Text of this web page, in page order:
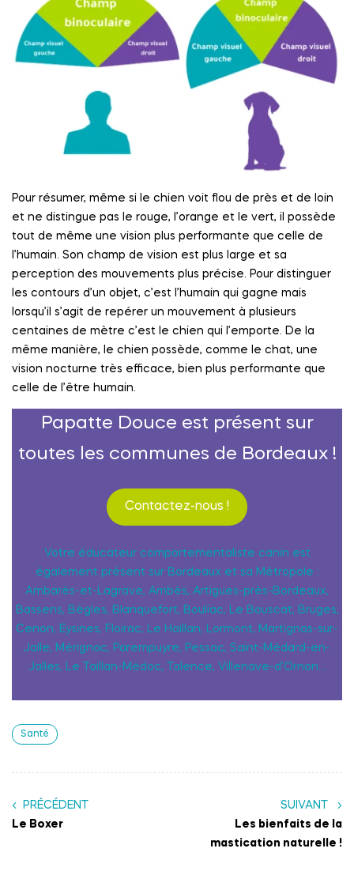
Pour résumer, même si le chien voit flou de près et de loin
et ne distingue pas le rouge, l’orange et le vert, il possède
tout de même une vision plus performante que celle de
l’humain. Son champ de vision est plus large et sa
perception des mouvements plus précise. Pour distinguer
les contours d’un objet, c’est l’humain qui gagne mais
lorsqu’il s’agit de repérer un mouvement à plusieurs
centaines de mètre c’est le chien qui l’emporte. De la
même manière, le chien possède, comme le chat, une
vision nocturne très efficace, bien plus performante que
celle de l’être humain.
Papatte Douce est présent sur
toutes les communes de Bordeaux !
Contactez-nous !
Votre éducateur comportementaliste canin est
également présent sur Bordeaux et sa Métropole :
Ambarès-et-Lagrave, Ambès, Artigues-près-Bordeaux,
Bassens, Bègles, Blanquefort, Bouliac, Le Bouscat, Bruges,
Cenon, Eysines, Floirac, Le Haillan, Lormont, Martignas-sur-
Jalle, Mérignac, Parempuyre, Pessac, Saint-Médard-en-
Jalles, Le Taillan-Médoc, Talence, Villenave-d’Ornon…
Santé
PRÉCÉDENT
Le Boxer
SUIVANT
Les bienfaits de la
mastication naturelle !